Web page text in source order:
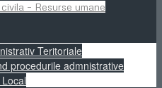
– Resurse umane
Teritoriale
procedurile admnistrative